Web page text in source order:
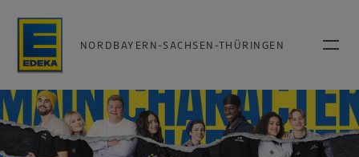
NORDBAYERN-SACHSEN-THÜRINGEN